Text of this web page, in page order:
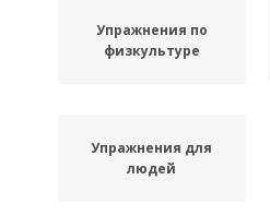
Упражнения по
физкультуре
Упражнения для
людей